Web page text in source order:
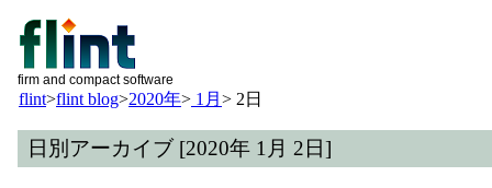
firm and compact software
flint>flint blog>2020年> 1月 > 2日
日別アーカイブ [2020年 1月 2日]